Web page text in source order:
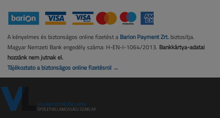
A kényelmes és biztonságos online fizetést a Barion Payment Zrt. biztosítja.
Magyar Nemzeti Bank engedély száma: H-EN-I-1064/2013. Bankkártya-adatai
hozzánk nem jutnak el.
Tájékoztató a biztonságos online fizetésről →